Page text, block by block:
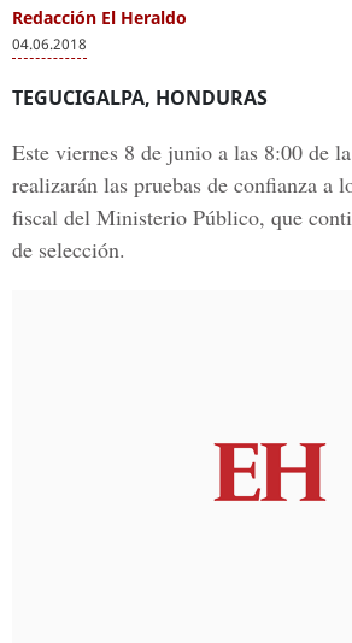
Redacción El Heraldo
04.06.2018
TEGUCIGALPA, HONDURAS
Este viernes 8 de junio a las 8:00 de
realizarán las pruebas de confianza a
fiscal del Ministerio Público, que
de selección.